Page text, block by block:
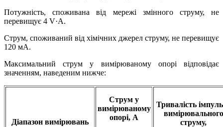
Потужність, споживана від мережі змінного струму, не
перевищує 4 V·А.
Струм, споживаний від хімічних джерел струму, не перевищує
120 мА.
Максимальний струм у вимірюваному опорі відповідає
значенням, наведеним нижче:
Діапазон вимірювань
Струм у
вимірюваному
опорі, А
Тривалість
вимірювального
струму,